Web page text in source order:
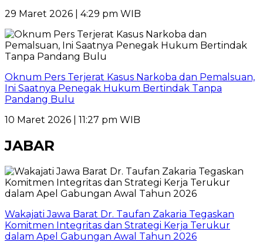
29 Maret 2026 | 4:29 pm WIB
Oknum Pers Terjerat Kasus Narkoba dan Pemalsuan,
Ini Saatnya Penegak Hukum Bertindak Tanpa
Pandang Bulu
10 Maret 2026 | 11:27 pm WIB
JABAR
Wakajati Jawa Barat Dr. Taufan Zakaria Tegaskan
Komitmen Integritas dan Strategi Kerja Terukur
dalam Apel Gabungan Awal Tahun 2026